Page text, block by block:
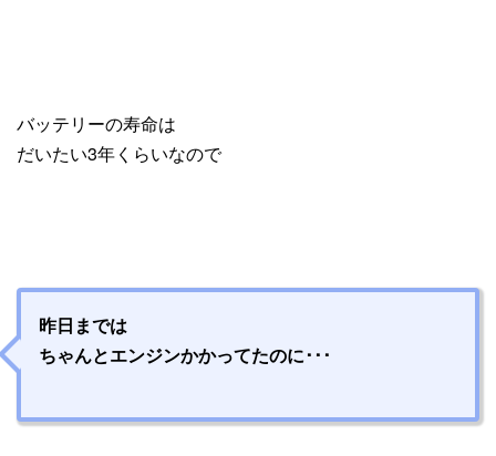
バッテリーの寿命は
だいたい3年くらいなので
昨日までは
ちゃんとエンジンかかってたのに･･･